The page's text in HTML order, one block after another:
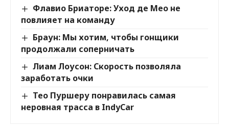
Флавио Бриаторе: Уход де Мео не
повлияет на команду
Браун: Мы хотим, чтобы гонщики
продолжали соперничать
Лиам Лоусон: Скорость позволяла
заработать очки
Тео Пуршеру понравилась самая
неровная трасса в IndyCar